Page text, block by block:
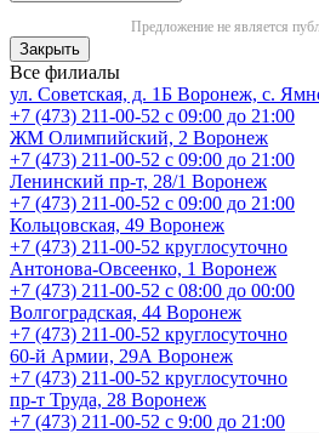
Предложение не является
Закрыть
Все филиалы
ул. Советская, д. 1Б Воронеж, с.
+7 (473) 211-00-52 с 09:00 до 21:00
ЖМ Олимпийский, 2 Воронеж
+7 (473) 211-00-52 с 09:00 до 21:00
Ленинский пр-т, 28/1 Воронеж
+7 (473) 211-00-52 с 09:00 до 21:00
Кольцовская, 49 Воронеж
+7 (473) 211-00-52 круглосуточно
Антонова-Овсеенко, 1 Воронеж
+7 (473) 211-00-52 с 08:00 до 00:00
Волгоградская, 44 Воронеж
+7 (473) 211-00-52 круглосуточно
60-й Армии, 29А Воронеж
+7 (473) 211-00-52 круглосуточно
пр-т Труда, 28 Воронеж
+7 (473) 211-00-52 c 9:00 до 21:00